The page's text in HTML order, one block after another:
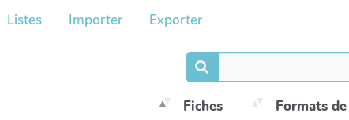
Listes Importer Exporter
Fiches Formats